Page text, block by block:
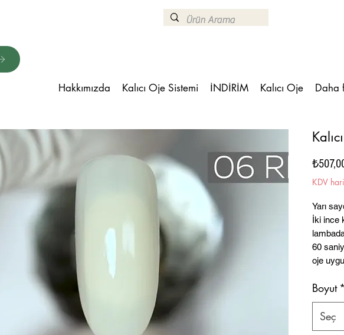
Hakkımızda Kalıcı Oje Sistemi İNDİRİM Kalıcı Oje Daha
KDV
Yarı
İki ince
60
oje
Boyut *
Seç